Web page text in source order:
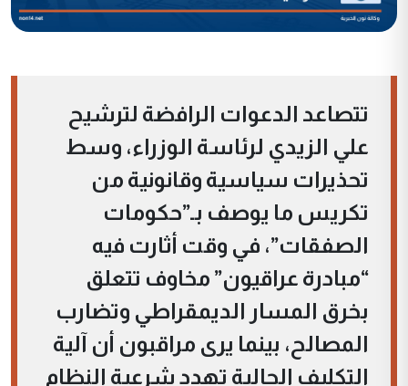
تتصاعد الدعوات الرافضة لترشيح
علي الزيدي لرئاسة الوزراء، وسط
تحذيرات سياسية وقانونية من
تكريس ما يوصف بـ”حكومات
الصفقات”، في وقت أثارت فيه
“مبادرة عراقيون” مخاوف تتعلق
بخرق المسار الديمقراطي وتضارب
المصالح، بينما يرى مراقبون أن آلية
التكليف الحالية تهدد شرعية النظام